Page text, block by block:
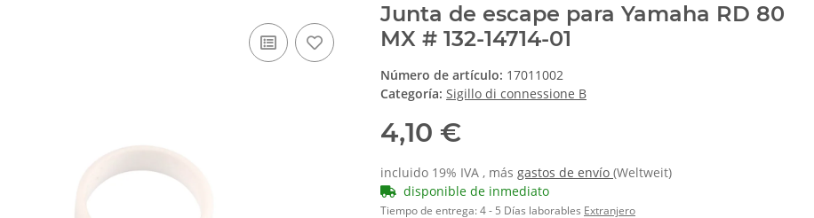
Junta de escape para Yamaha RD 80
MX # 132-14714-01
Número de artículo: 17011002
Categoría: Sigillo di connessione B
4,10 €
incluido 19% IVA , más gastos de envío (Weltweit)
disponible de inmediato
Tiempo de entrega:4 - 5 Días laborables Extranjero